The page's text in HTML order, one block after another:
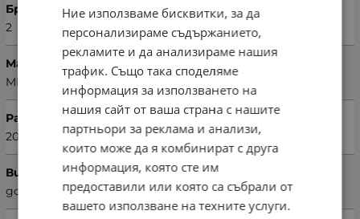
Брой калъфки
2
Марка
MISS BELLA
Размери на плика (Ш х В)
200 х 220 см
Вид чаршаф
долен
Ние използваме бисквитки, за да
персонализираме съдържанието,
рекламите и да анализираме нашия
трафик. Също така споделяме
информация за използването на
нашия сайт от ваша страна с нашите
партньори за реклама и анализи,
които може да я комбинират с друга
информация, която сте им
предоставили или която са събрали от
вашето използване на техните услуги.